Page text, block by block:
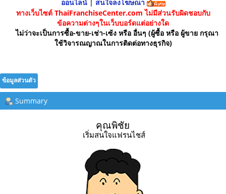
ออนไลน์ | สนใจลงโฆษณา
ทางเว็บไซต์ ThaiFranchiseCenter.com ไม่มีส่วนรับผิดชอบกับ
ข้อความต่างๆในเว็บบอร์ดแต่อย่างใด
ไม่ว่าจะเป็นการซื้อ-ขาย-เช่า-เซ้ง หรือ อื่นๆ (ผู้ซื้อ หรือ ผู้ขาย กรุณา
ใช้วิจารณญาณในการติดต่อทางธุรกิจ)
ข้อมูลส่วนตัว
Summary
คุณพิชัย
เริ่มสนใจแฟรนไชส์